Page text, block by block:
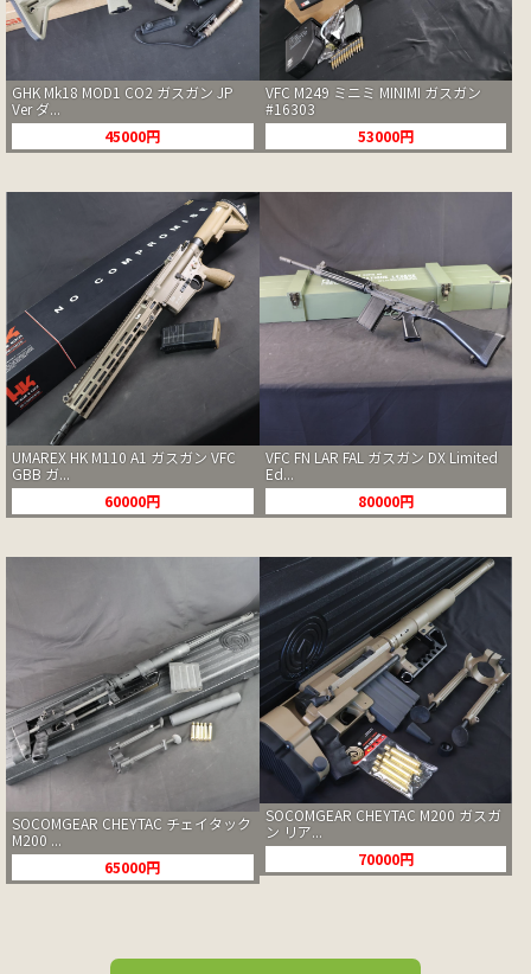
GHK Mk18 MOD1 CO2 ガスガン JP
Ver ダ...
45000円
VFC M249 ミニミ MINIMI ガスガン
#16303
53000円
UMAREX HK M110 A1 ガスガン VFC
GBB ガ...
60000円
VFC FN LAR FAL ガスガン DX Limited
Ed...
80000円
SOCOMGEAR CHEYTAC チェイタック
M200 ...
65000円
SOCOMGEAR CHEYTAC M200 ガスガ
ン リア...
70000円